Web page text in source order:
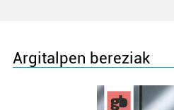
Argitalpen bereziak